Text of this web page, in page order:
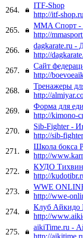
264.
ITF-Shop
http://itf-shop.ru
265.
MMA Cпорт
http://
266.
dagkarate.ru -
http://
267.
Сайт
http://
268.
Тренажеры
http://
269.
Форма для
http://kimono-
270.
Sib-Fighter -
http://sib-
271.
Школа бокса
http://
272.
КУДО
http://
273.
WWE
http://wwe-
274.
Клуб Айкидо
http://
275.
aikiTime.ru -
http://